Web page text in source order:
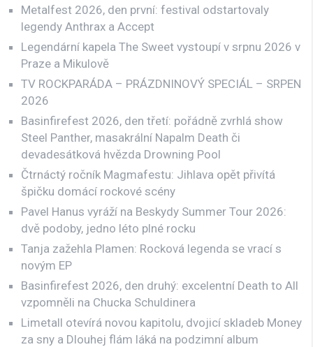
Metalfest 2026, den první: festival odstartovaly
legendy Anthrax a Accept
Legendární kapela The Sweet vystoupí v srpnu 2026 v
Praze a Mikulově
TV ROCKPARÁDA – PRÁZDNINOVÝ SPECIÁL – SRPEN
2026
Basinfirefest 2026, den třetí: pořádně zvrhlá show
Steel Panther, masakrální Napalm Death či
devadesátková hvězda Drowning Pool
Čtrnáctý ročník Magmafestu: Jihlava opět přivítá
špičku domácí rockové scény
Pavel Hanus vyráží na Beskydy Summer Tour 2026:
dvě podoby, jedno léto plné rocku
Tanja zažehla Plamen: Rocková legenda se vrací s
novým EP
Basinfirefest 2026, den druhý: excelentní Death to All
vzpomněli na Chucka Schuldinera
Limetall otevírá novou kapitolu, dvojicí skladeb Money
za sny a Dlouhej flám láká na podzimní album